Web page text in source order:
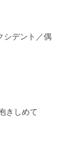
シデント／偶
きしめて